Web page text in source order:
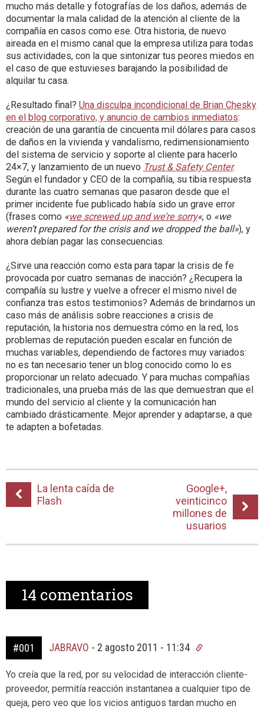
mucho más detalle y fotografías de los daños, además de
documentar la mala calidad de la atención al cliente de la
compañía en casos como ese. Otra historia, de nuevo
aireada en el mismo canal que la empresa utiliza para todas
sus actividades, con la que sintonizar tus peores miedos en
el caso de que estuvieses barajando la posibilidad de
alquilar tu casa.
¿Resultado final? Una disculpa incondicional de Brian Chesky
en el blog corporativo, y anuncio de cambios inmediatos:
creación de una garantía de cincuenta mil dólares para casos
de daños en la vivienda y vandalismo, redimensionamiento
del sistema de servicio y soporte al cliente para hacerlo
24×7, y lanzamiento de un nuevo Trust & Safety Center.
Según el fundador y CEO de la compañía, su tibia respuesta
durante las cuatro semanas que pasaron desde que el
primer incidente fue publicado había sido un grave error
(frases como «we screwed up and we’re sorry«, o «we
weren’t prepared for the crisis and we dropped the ball»), y
ahora debían pagar las consecuencias.
¿Sirve una reacción como esta para tapar la crisis de fe
provocada por cuatro semanas de inacción? ¿Recupera la
compañía su lustre y vuelve a ofrecer el mismo nivel de
confianza tras estos testimonios? Además de brindarnos un
caso más de análisis sobre reacciones a crisis de
reputación, la historia nos demuestra cómo en la red, los
problemas de reputación pueden escalar en función de
muchas variables, dependiendo de factores muy variados:
no es tan necesario tener un blog conocido como lo es
proporcionar un relato adecuado. Y para muchas compañías
tradicionales, una prueba más de las que demuestran que el
mundo del servicio al cliente y la comunicación han
cambiado drásticamente. Mejor aprender y adaptarse, a que
te adapten a bofetadas.
La lenta caída de
Flash
Google+,
veinticinco
millones de
usuarios
14 comentarios
#001 JABRAVO - 2 agosto 2011 - 11:34
Yo creía que la red, por su velocidad de interacción cliente-
proveedor, permitía reacción instantanea a cualquier tipo de
queja, pero veo que los vicios antiguos tardan mucho en